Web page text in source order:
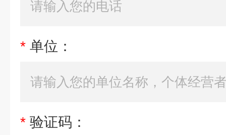
* 单位：
* 验证码：